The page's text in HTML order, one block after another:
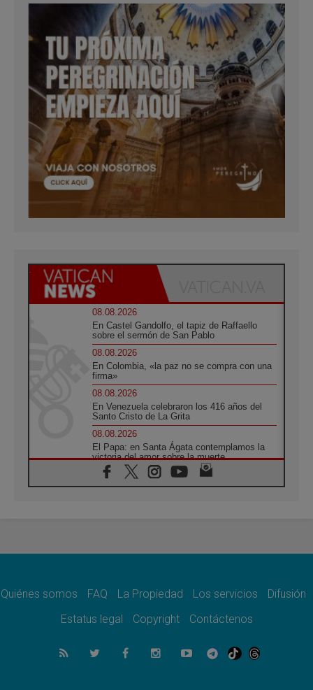
08.08.2026
En Castel Gandolfo, el tapiz de Raffaello
sobre el sermón de San Pablo
08.08.2026
En Colombia, «la paz no se compra con una
firma»
08.08.2026
En Venezuela celebraron los 416 años del
Santo Cristo de La Grita
08.08.2026
El Papa: en Santa Ágata contemplamos la
victoria del amor sobre la muerte
08.08.2026
León XIV visitará el Santuario de la Madre
07.08.2026
07.08.2026
el compromiso del cristiano"
La matanza de niños en Gaza no cesa: 300
muertos en 300 días
Quiénes somos FAQ La Propiedad Los servicios
Difusión
Estatus legal
Copyright Contáctenos